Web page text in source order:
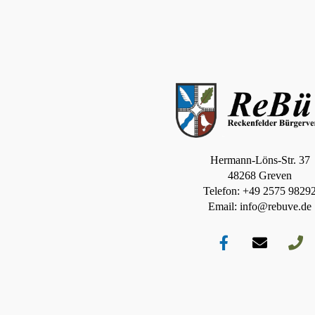
Hermann-Löns-Str. 37
48268 Greven
Telefon: +49 2575
Email: info@rebuve.de